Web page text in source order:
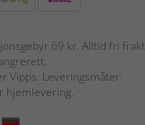
69 kr. Alltid fri frakt
Vipps. Leveringsmåter:
hjemlevering.